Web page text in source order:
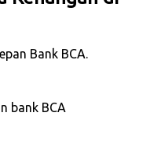
Bank BCA.
bank BCA